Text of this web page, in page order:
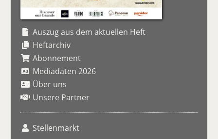
Auszug aus dem aktuellen Heft
Heftarchiv
Abonnement
Mediadaten 2026
Über uns
Unsere Partner
Stellenmarkt